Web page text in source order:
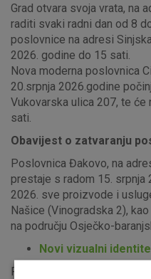
Grad otvara svoja vrata, na
raditi svaki radni dan od 8
poslovnice na adresi
2026. godine do 15 sati.
Nova moderna poslovnica
20.srpnja 2026.godine
Vukovarska ulica 207, te
sati.
Obavijest o zatvaranju
Poslovnica Đakovo, na
prestaje s radom 15. srpnja
2026. sve proizvode i
Našice (Vinogradska 2),
na području Osječko-
Novi vizualni
Popis uplatno-isplatnih